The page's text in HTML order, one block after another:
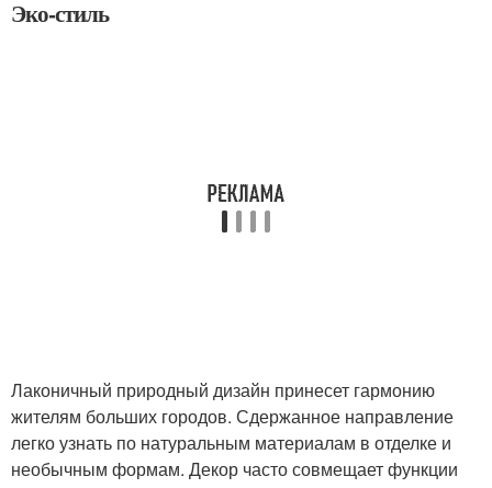
Эко-стиль
Лаконичный природный дизайн принесет гармонию
жителям больших городов. Сдержанное направление
легко узнать по натуральным материалам в отделке и
необычным формам. Декор часто совмещает функции